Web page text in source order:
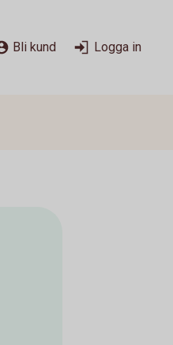
Bli kund Logga in